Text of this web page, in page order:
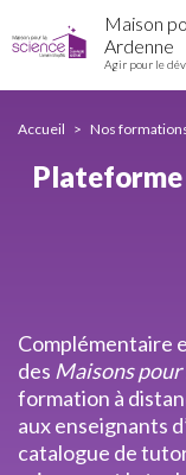
de
formation
L@map
au
contenu
Maison
Ardenne
Agir pour le
Accueil Nos
Complémentaire
des Maisons pour
formation à
aux enseignants
catalogue de